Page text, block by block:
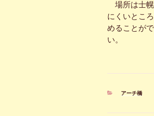
場所は士幌
にくいとこ
めることが
い。
カ
アーチ橋